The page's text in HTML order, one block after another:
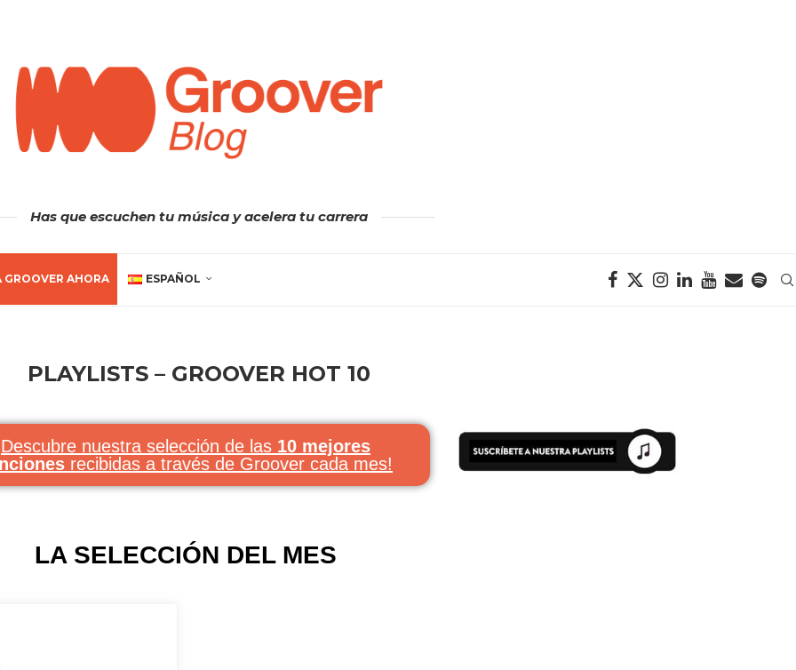
Has que escuchen tu música y acelera tu carrera
GROOVER AHORA ESPAÑOL
PLAYLISTS – GROOVER HOT 10
Descubre nuestra selección de las 10 mejores
recibidas a través de Groover cada mes!
LA SELECCIÓN DEL MES